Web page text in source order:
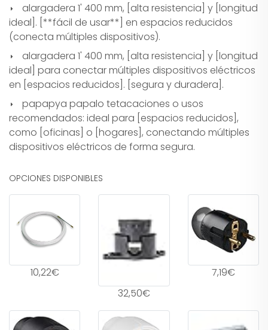
alargadera 1' 400 mm, [alta resistencia] y [longitud
ideal]. [**fácil de usar**] en espacios reducidos
(conecta múltiples dispositivos).
alargadera 1' 400 mm, [alta resistencia] y [longitud
ideal] para conectar múltiples dispositivos eléctricos
en [espacios reducidos]. [segura y duradera].
papapya papalo tetacaciones o usos
recomendados: ideal para [espacios reducidos],
como [oficinas] o [hogares], conectando múltiples
dispositivos eléctricos de forma segura.
OPCIONES DISPONIBLES
10,22€
32,50€
7,19€